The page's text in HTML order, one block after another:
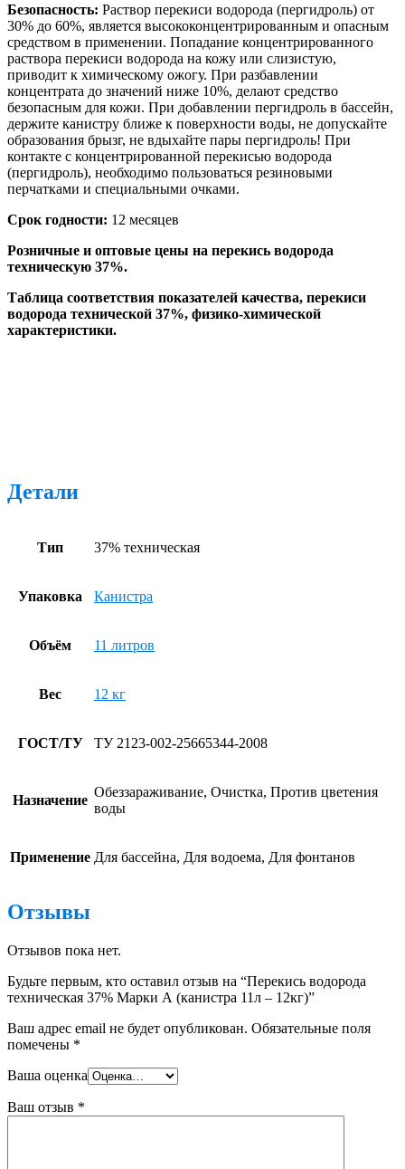
Безопасность: Раствор перекиси водорода (пергидроль) от
30% до 60%, является высококонцентрированным и опасным
средством в применении. Попадание концентрированного
раствора перекиси водорода на кожу или слизистую,
приводит к химическому ожогу. При разбавлении
концентрата до значений ниже 10%, делают средство
безопасным для кожи. При добавлении пергидроль в бассейн,
держите канистру ближе к поверхности воды, не допускайте
образования брызг, не вдыхайте пары пергидроль! При
контакте с концентрированной перекисью водорода
(пергидроль), необходимо пользоваться резиновыми
перчатками и специальными очками.
Срок годности: 12 месяцев
Розничные и оптовые цены на перекись водорода
техническую 37%.
Таблица соответствия показателей качества, перекиси
водорода технической 37%, физико-химической
характеристики.
Детали
Тип 37% техническая
Упаковка Канистра
Объём 11 литров
Вес 12 кг
ГОСТ/ТУ ТУ 2123-002-25665344-2008
Назначение
Обеззараживание, Очистка, Против цветения
воды
Применение Для бассейна, Для водоема, Для фонтанов
Отзывы
Отзывов пока нет.
Будьте первым, кто оставил отзыв на “Перекись водорода
техническая 37% Марки А (канистра 11л – 12кг)”
Ваш адрес email не будет опубликован. Обязательные поля
помечены *
Ваша оценка
Ваш отзыв *